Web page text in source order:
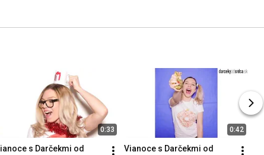
0:33
s Darčekmi od
0:42
Vianoce s Darčekmi od